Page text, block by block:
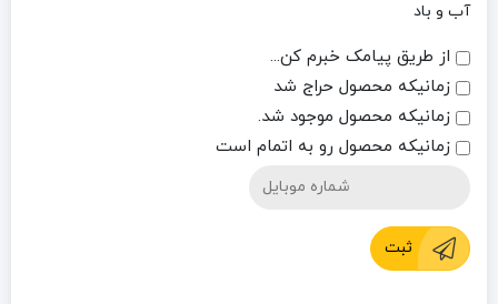
آب و باد
از طریق پیامک خبرم کن...
زمانیکه محصول حراج شد
زمانیکه محصول موجود شد.
زمانیکه محصول رو به اتمام است
ثبت